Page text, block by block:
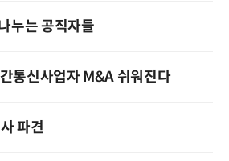
누는 공직자들
통신사업자 M&A 쉬워진다
파견